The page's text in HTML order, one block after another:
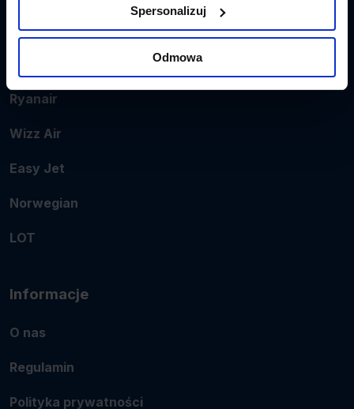
Spersonalizuj
Odmowa
Ryanair
Wizz Air
Easy Jet
Norwegian
LOT
Informacje
O nas
Regulamin
Polityka prywatności